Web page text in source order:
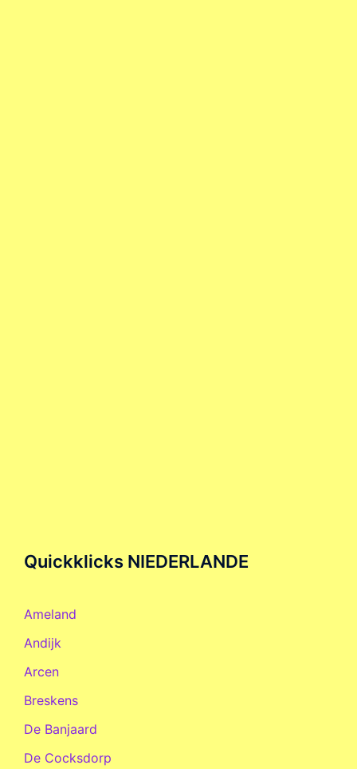
Quickklicks NIEDERLANDE
Ameland
Andijk
Arcen
Breskens
De Banjaard
De Cocksdorp